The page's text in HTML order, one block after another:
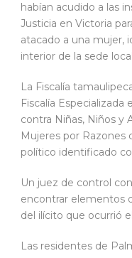
habían acudido a las
Justicia en Victoria
atacado a una mujer,
interior de la sede
La Fiscalía
Fiscalía
contra Niñas, Niños y
Mujeres por Razones
político identificado
Un juez de control
encontrar elementos
del ilícito que ocurrió
Las residentes de